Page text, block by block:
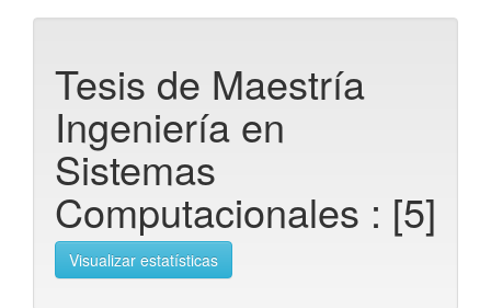
Tesis de Maestría
Ingeniería en
Sistemas
Computacionales : [5]
Visualizar estatísticas